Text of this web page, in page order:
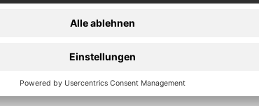
JETZT SHOPPEN